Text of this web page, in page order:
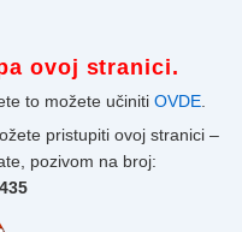
ovoj stranici.
to možete učiniti OVDE
pristupiti ovoj stranici –
pozivom na broj: